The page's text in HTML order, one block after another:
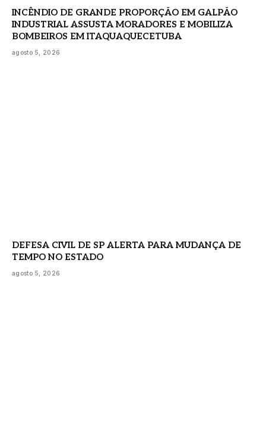
INCÊNDIO DE GRANDE PROPORÇÃO EM GALPÃO
INDUSTRIAL ASSUSTA MORADORES E MOBILIZA
BOMBEIROS EM ITAQUAQUECETUBA
agosto 5, 2026
DEFESA CIVIL DE SP ALERTA PARA MUDANÇA DE
TEMPO NO ESTADO
agosto 5, 2026